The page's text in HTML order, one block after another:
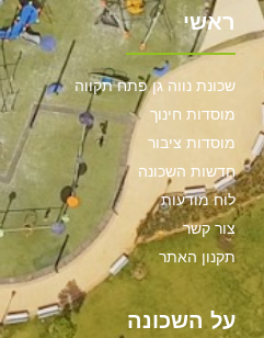
ראשי
שכונת נווה גן פתח תקווה
מוסדות חינוך
מוסדות ציבור
חדשות השכונה
לוח מודעות
צור קשר
תקנון האתר
על השכונה